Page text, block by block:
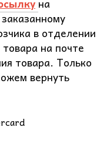
на
в отделении
на почте
товара. Только
вернуть